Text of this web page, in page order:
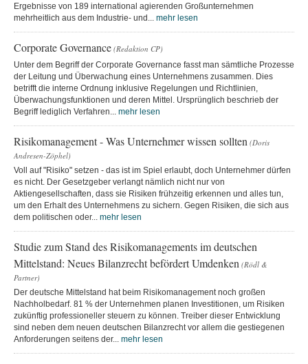
Ergebnisse von 189 international agierenden Großunternehmen
mehrheitlich aus dem Industrie- und... mehr lesen
Corporate Governance (Redaktion CP)
Unter dem Begriff der Corporate Governance fasst man sämtliche Prozesse
der Leitung und Überwachung eines Unternehmens zusammen. Dies
betrifft die interne Ordnung inklusive Regelungen und Richtlinien,
Überwachungsfunktionen und deren Mittel. Ursprünglich beschrieb der
Begriff lediglich Verfahren... mehr lesen
Risikomanagement - Was Unternehmer wissen sollten (Doris
Andresen-Zöphel)
Voll auf "Risiko" setzen - das ist im Spiel erlaubt, doch Unternehmer dürfen
es nicht. Der Gesetzgeber verlangt nämlich nicht nur von
Aktiengesellschaften, dass sie Risiken frühzeitig erkennen und alles tun,
um den Erhalt des Unternehmens zu sichern. Gegen Risiken, die sich aus
dem politischen oder... mehr lesen
Studie zum Stand des Risikomanagements im deutschen
Mittelstand: Neues Bilanzrecht befördert Umdenken (Rödl &
Partner)
Der deutsche Mittelstand hat beim Risikomanagement noch großen
Nachholbedarf. 81 % der Unternehmen planen Investitionen, um Risiken
zukünftig professioneller steuern zu können. Treiber dieser Entwicklung
sind neben dem neuen deutschen Bilanzrecht vor allem die gestiegenen
Anforderungen seitens der... mehr lesen